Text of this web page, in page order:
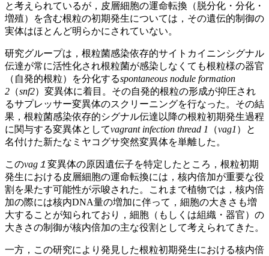
と考えられているが，皮層細胞の運命転換（脱分化・分化・
増殖）を含む根粒の初期発生については，その遺伝的制御の
実体はほとんど明らかにされていない。
研究グループは，根粒菌感染依存的サイトカイニンシグナル
伝達が常に活性化され根粒菌が感染しなくても根粒様の器官
（自発的根粒）を分化するspontaneous nodule formation
2 （snf2）変異体に着目。その自発的根粒の形成が抑圧され
るサプレッサー変異体のスクリーニングを行なった。その結
果，根粒菌感染依存的シグナル伝達以降の根粒初期発生過程
に関与する変異体としてvagrant infection thread 1 （vag1 ）と
名付けた新たなミヤコグサ突然変異体を単離した。
このvag１ 変異体の原因遺伝子を特定したところ，根粒初期
発生における皮層細胞の運命転換には，核内倍加が重要な役
割を果たす可能性が示唆された。これまで植物では，核内倍
加の際には核内DNA量の増加に伴って，細胞の大きさも増
大することが知られており，細胞（もしくは組織・器官）の
大きさの制御が核内倍加の主な役割として考えられてきた。
一方，この研究により発見した根粒初期発生における核内倍